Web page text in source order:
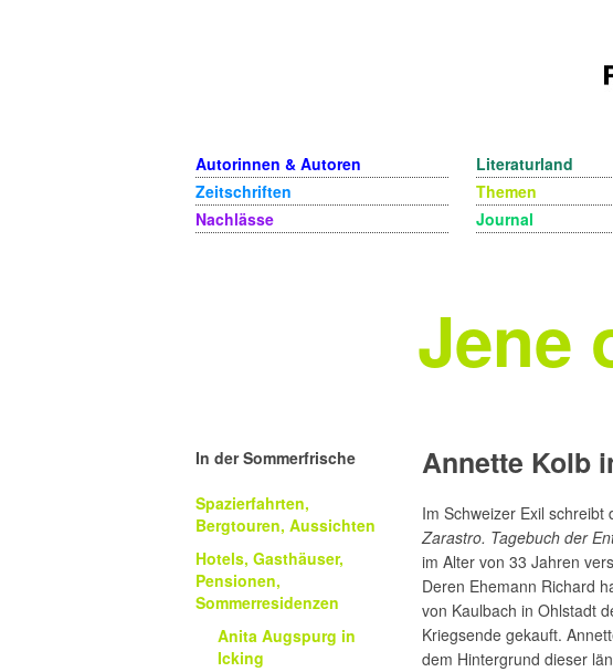
Autorinnen & Autoren
Zeitschriften
Nachlässe
Literaturland
Themen
Journal
Jene
In der Sommerfrische
Spazierfahrten,
Bergtouren, Aussichten
Hotels, Gasthäuser,
Pensionen,
Sommerresidenzen
Anita Augspurg in
Icking
Annette Kolb
Im Schweizer Exil schreibt
Zarastro. Tagebuch der
im Alter von 33 Jahren
Deren Ehemann Richard
von Kaulbach in Ohlstadt
Kriegsende gekauft.
dem Hintergrund dieser